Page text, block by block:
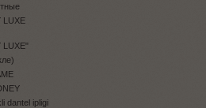
LUXE
LUXE"
dantel ipligi